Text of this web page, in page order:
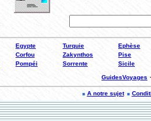
Egypte Turquie
Ephèse
Corfou Zakynthos
Pise
Pompéi Sorrente Sicile
GuidesVoyages
A notre sujet